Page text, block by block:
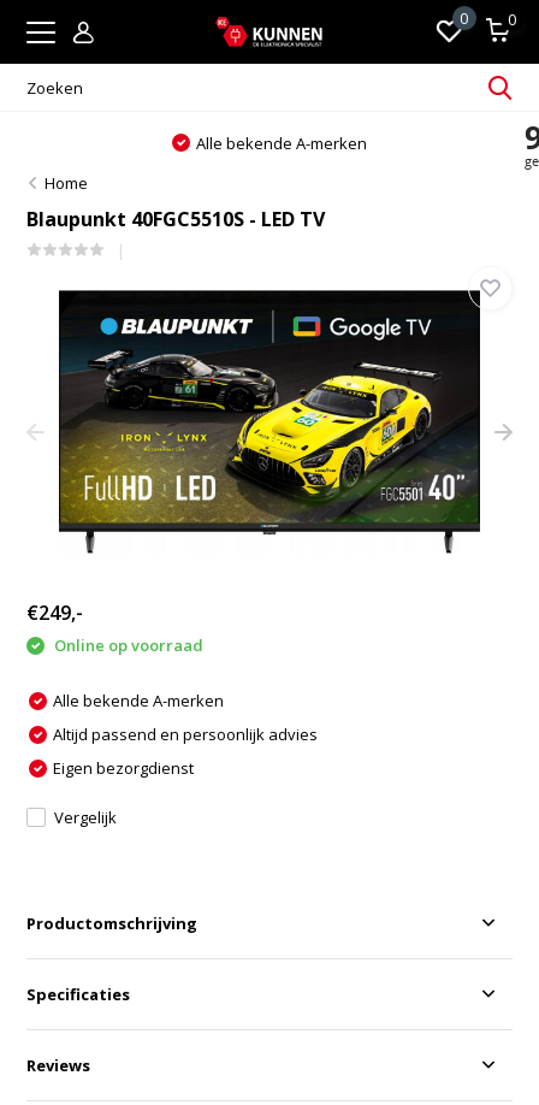
0 0
Alle bekende A-merken
Home
Blaupunkt 40FGC5510S - LED TV
€249,-
Online op voorraad
Alle bekende A-merken
Altijd passend en persoonlijk advies
Eigen bezorgdienst
Vergelijk
Productomschrijving
Specificaties
Reviews